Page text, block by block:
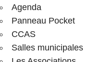
Agenda
Panneau Pocket
CCAS
Salles municipales